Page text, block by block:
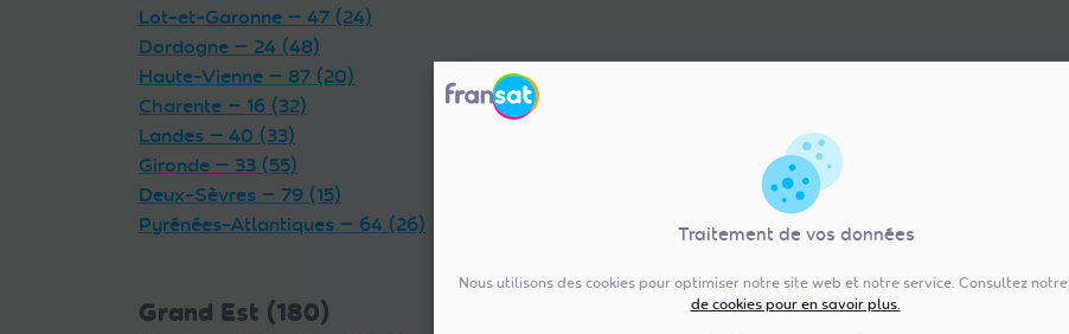
Traitement de vos données
Nous utilisons des cookies pour optimiser notre site web et notre service. Consultez notre
de cookies pour en savoir plus.
Lot-et-Garonne — 47 (24)
Dordogne — 24 (48)
Haute-Vienne — 87 (20)
Charente — 16 (32)
Landes — 40 (33)
Gironde — 33 (55)
Deux-Sèvres — 79 (15)
Pyrénées-Atlantiques — 64 (26)
Grand Est (180) Centre-Val de Loire (92) Pays de la Loire (205)